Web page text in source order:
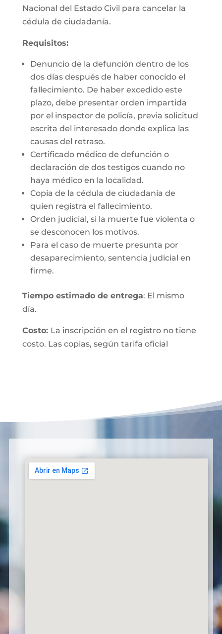
Nacional del Estado Civil para cancelar la
cédula de ciudadanía.
Requisitos:
Denuncio de la defunción dentro de los
dos días después de haber conocido el
fallecimiento. De haber excedido este
plazo, debe presentar orden impartida
por el inspector de policía, previa solicitud
escrita del interesado donde explica las
causas del retraso.
Certificado médico de defunción o
declaración de dos testigos cuando no
haya médico en la localidad.
Copia de la cédula de ciudadanía de
quien registra el fallecimiento.
Orden judicial, si la muerte fue violenta o
se desconocen los motivos.
Para el caso de muerte presunta por
desaparecimiento, sentencia judicial en
firme.
Tiempo estimado de entrega: El mismo
día.
Costo: La inscripción en el registro no tiene
costo. Las copias, según tarifa oficial